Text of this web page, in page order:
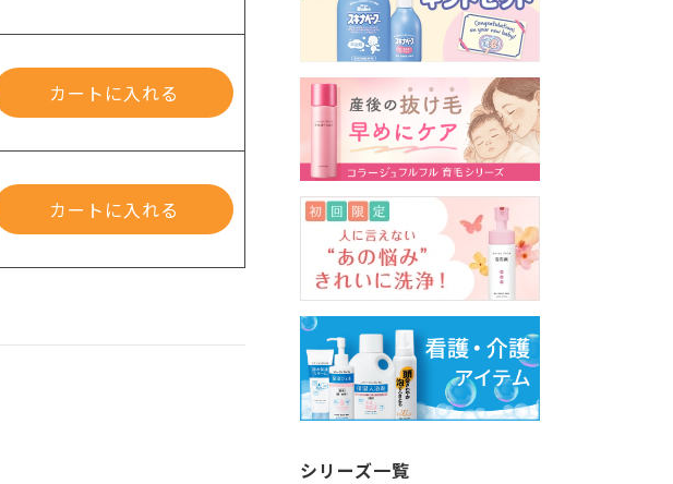
カートに入れる
カートに入れる
シリーズ一覧